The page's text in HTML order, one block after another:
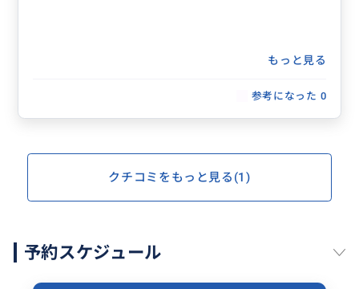
もっと見る
参考になった 0
クチコミをもっと見る(1)
予約スケジュール